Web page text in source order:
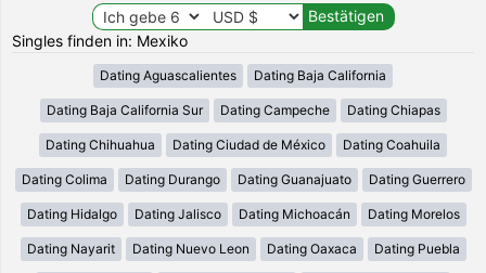
Singles finden in: Mexiko
Dating Aguascalientes Dating Baja California
Dating Baja California Sur Dating Campeche Dating Chiapas
Dating Chihuahua Dating Ciudad de México Dating Coahuila
Dating Colima Dating Durango Dating Guanajuato Dating Guerrero
Dating Hidalgo Dating Jalisco Dating Michoacán Dating Morelos
Dating Nayarit Dating Nuevo Leon Dating Oaxaca Dating Puebla